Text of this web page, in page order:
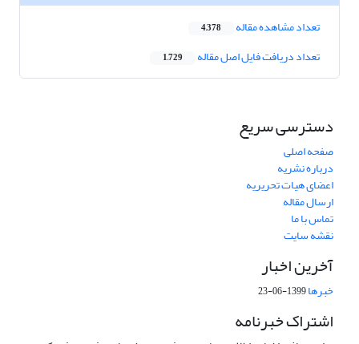
تعداد مشاهده مقاله 4,378
تعداد دریافت فایل اصل مقاله 1,729
دسترسی سریع
صفحه اصلی
درباره نشریه
اعضای هیات تحریریه
ارسال مقاله
تماس با ما
نقشه سایت
آخرین اخبار
خبرها1399-06-23
اشتراک خبرنامه